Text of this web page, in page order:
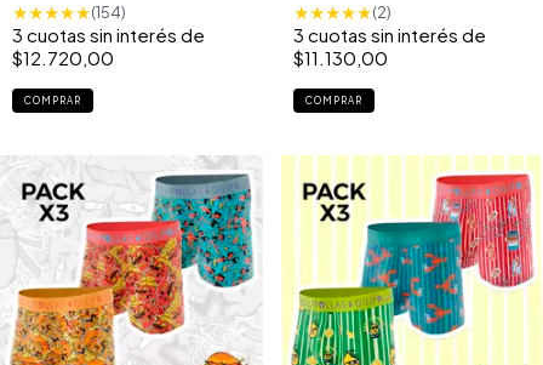
★★★★★(154)
3 cuotas sin interés de
$12.720,00
COMPRAR
★★★★★(2)
3 cuotas sin interés de
$11.130,00
COMPRAR